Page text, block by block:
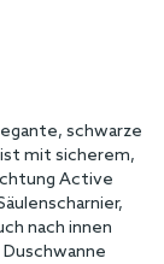
schwarze
mit sicherem,
Active
nach innen